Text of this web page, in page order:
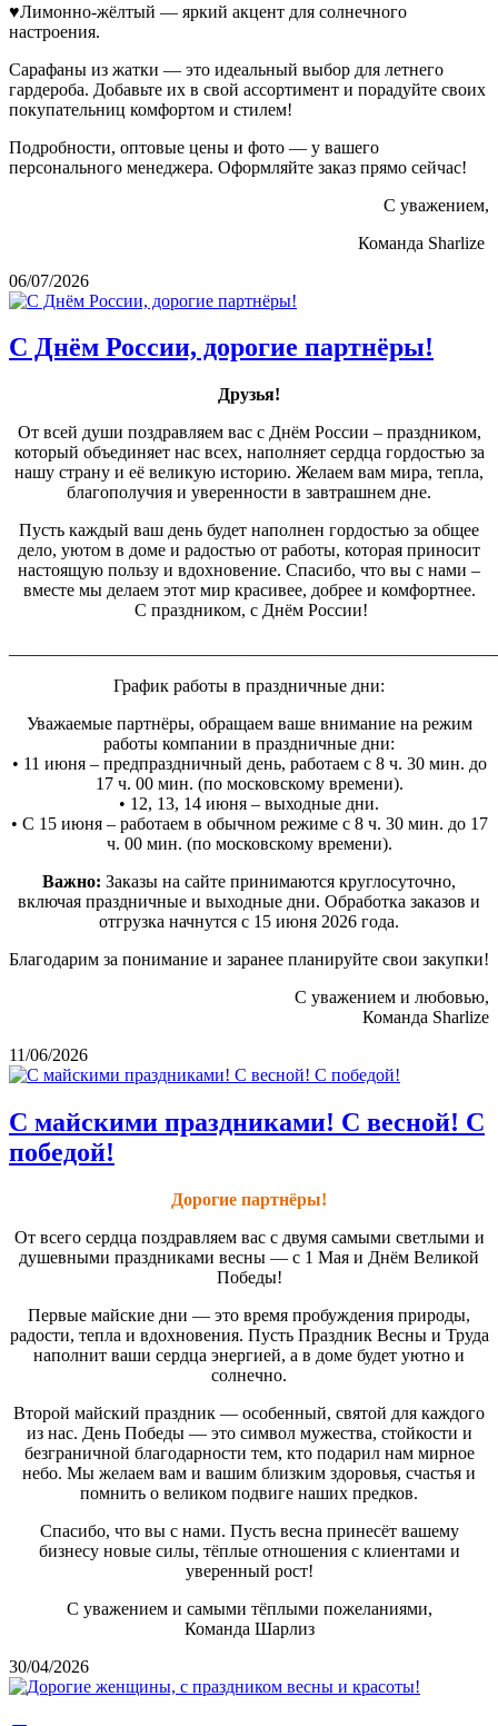
♥Лимонно-жёлтый — яркий акцент для солнечного
настроения.
Сарафаны из жатки — это идеальный выбор для летнего
гардероба. Добавьте их в свой ассортимент и порадуйте своих
покупательниц комфортом и стилем!
Подробности, оптовые цены и фото — у вашего
персонального менеджера. Оформляйте заказ прямо сейчас!
С уважением,
Команда Sharlize
06/07/2026
С Днём России, дорогие партнёры!
Друзья!
От всей души поздравляем вас с Днём России – праздником,
который объединяет нас всех, наполняет сердца гордостью за
нашу страну и её великую историю. Желаем вам мира, тепла,
благополучия и уверенности в завтрашнем дне.
Пусть каждый ваш день будет наполнен гордостью за общее
дело, уютом в доме и радостью от работы, которая приносит
настоящую пользу и вдохновение. Спасибо, что вы с нами –
вместе мы делаем этот мир красивее, добрее и комфортнее.
С праздником, с Днём России!
График работы в праздничные дни:
Уважаемые партнёры, обращаем ваше внимание на режим
работы компании в праздничные дни:
• 11 июня – предпраздничный день, работаем с 8 ч. 30 мин. до
17 ч. 00 мин. (по московскому времени).
• 12, 13, 14 июня – выходные дни.
• С 15 июня – работаем в обычном режиме с 8 ч. 30 мин. до 17
ч. 00 мин. (по московскому времени).
Важно: Заказы на сайте принимаются круглосуточно,
включая праздничные и выходные дни. Обработка заказов и
отгрузка начнутся с 15 июня 2026 года.
Благодарим за понимание и заранее планируйте свои закупки!
С уважением и любовью,
Команда Sharlize
11/06/2026
С майскими праздниками! С весной! С
победой!
Дорогие партнёры!
От всего сердца поздравляем вас с двумя самыми светлыми и
душевными праздниками весны — с 1 Мая и Днём Великой
Победы!
Первые майские дни — это время пробуждения природы,
радости, тепла и вдохновения. Пусть Праздник Весны и Труда
наполнит ваши сердца энергией, а в доме будет уютно и
солнечно.
Второй майский праздник — особенный, святой для каждого
из нас. День Победы — это символ мужества, стойкости и
безграничной благодарности тем, кто подарил нам мирное
небо. Мы желаем вам и вашим близким здоровья, счастья и
помнить о великом подвиге наших предков.
Спасибо, что вы с нами. Пусть весна принесёт вашему
бизнесу новые силы, тёплые отношения с клиентами и
уверенный рост!
С уважением и самыми тёплыми пожеланиями,
Команда Шарлиз
30/04/2026